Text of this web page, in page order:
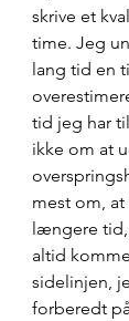
skrive et
time. Jeg
lang tid en
tid jeg har
ikke om at
mest om,
længere
altid
sidelinjen,
forberedt